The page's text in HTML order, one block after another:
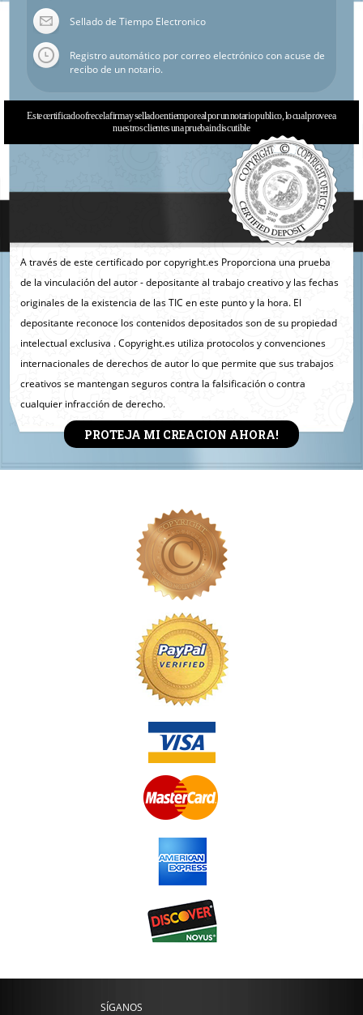
Sellado de Tiempo Electronico
Registro automático por correo electrónico con acuse de
recibo de un notario.
Este certificado ofrece la firma y sellado en tiempo real por un notario publico, lo cual provee a
nuestros clientes una prueba indiscutible
A través de este certificado por copyright.es Proporciona una prueba
de la vinculación del autor - depositante al trabajo creativo y las fechas
originales de la existencia de las TIC en este punto y la hora. El
depositante reconoce los contenidos depositados son de su propiedad
intelectual exclusiva . Copyright.es utiliza protocolos y convenciones
internacionales de derechos de autor lo que permite que sus trabajos
creativos se mantengan seguros contra la falsificación o contra
cualquier infracción de derecho.
PROTEJA MI CREACION AHORA!
SÍGANOS